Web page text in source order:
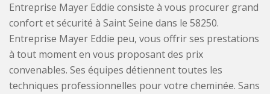
Entreprise Mayer Eddie consiste à vous procurer grand
confort et sécurité à Saint Seine dans le 58250.
Entreprise Mayer Eddie peu, vous offrir ses prestations
à tout moment en vous proposant des prix
convenables. Ses équipes détiennent toutes les
techniques professionnelles pour votre cheminée. Sans